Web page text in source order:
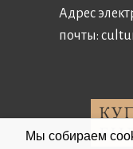
Адрес
почты:
Мы собираем